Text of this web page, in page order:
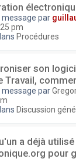
message par
pm
Procédures
son
Travail,
message par
Discussion
a déjà
pour